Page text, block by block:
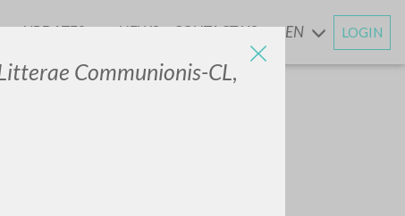
Communionis-CL,
UPDATESANDNEWS CONTACT US EN LOGIN